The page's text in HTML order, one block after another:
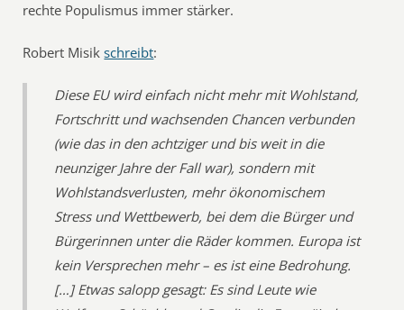
rechte Populismus immer stärker.
Robert Misikschreibt:
Diese EU wird einfach nicht mehr mit Wohlstand,
Fortschritt und wachsenden Chancen verbunden
(wie das in den achtziger und bis weit in die
neunziger Jahre der Fall war), sondern mit
Wohlstandsverlusten, mehr ökonomischem
Stress und Wettbewerb, bei dem die Bürger und
Bürgerinnen unter die Räder kommen. Europa ist
kein Versprechen mehr – es ist eine Bedrohung.
[…] Etwas salopp gesagt: Es sind Leute wie